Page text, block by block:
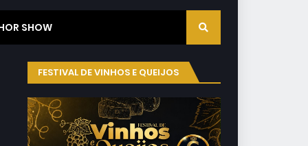
SHOW
FESTIVAL DE VINHOS E QUEIJOS